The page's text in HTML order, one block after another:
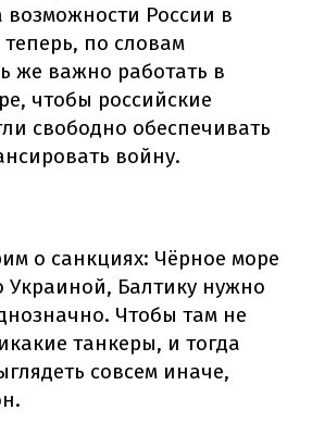
возможности России в
по словам
же важно работать в
чтобы российские
свободно обеспечивать
войну.
о санкциях: Чёрное море
Украиной, Балтику нужно
Чтобы там не
танкеры, и тогда
совсем иначе,